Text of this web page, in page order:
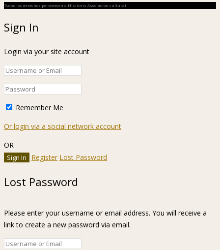
Todos los derechos pertenecen a Hislibris Asociación cultural
Sign In
Login via your site account
Remember Me
Or login via a social network account
OR
Register Lost Password
Lost Password
Please enter your username or email address. You will receive a
link to create a new password via email.